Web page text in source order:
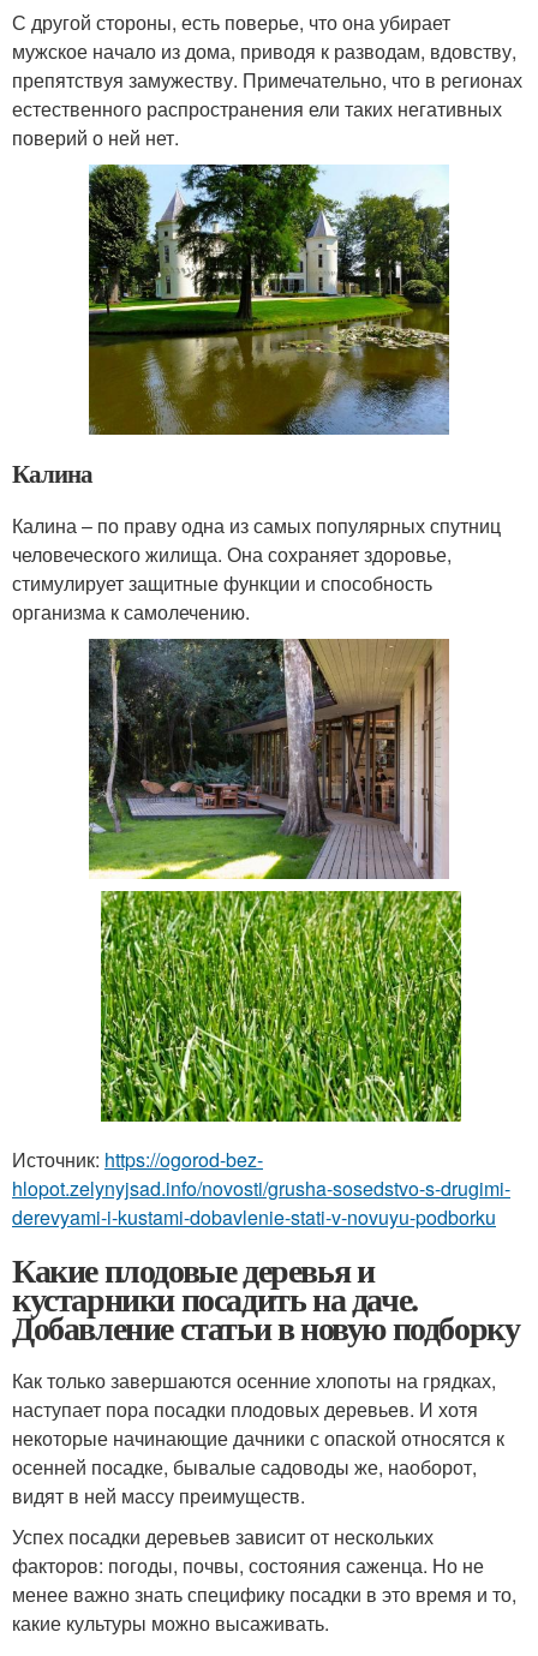
С другой стороны, есть поверье, что она убирает
мужское начало из дома, приводя к разводам, вдовству,
препятствуя замужеству. Примечательно, что в регионах
естественного распространения ели таких негативных
поверий о ней нет.
Калина
Калина – по праву одна из самых популярных спутниц
человеческого жилища. Она сохраняет здоровье,
стимулирует защитные функции и способность
организма к самолечению.
Источник: https://ogorod-bez-
hlopot.zelynyjsad.info/novosti/grusha-sosedstvo-s-drugimi-
derevyami-i-kustami-dobavlenie-stati-v-novuyu-podborku
Какие плодовые деревья и
кустарники посадить на даче.
Добавление статьи в новую подборку
Как только завершаются осенние хлопоты на грядках,
наступает пора посадки плодовых деревьев. И хотя
некоторые начинающие дачники с опаской относятся к
осенней посадке, бывалые садоводы же, наоборот,
видят в ней массу преимуществ.
Успех посадки деревьев зависит от нескольких
факторов: погоды, почвы, состояния саженца. Но не
менее важно знать специфику посадки в это время и то,
какие культуры можно высаживать.